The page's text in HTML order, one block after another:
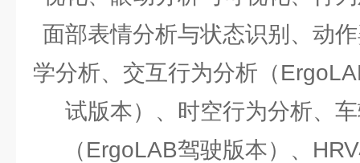
面部表情分析与状态识别、动
学分析、交互行为分析（
试版本）、时空行为分析、
（ErgoLAB驾驶版本）、